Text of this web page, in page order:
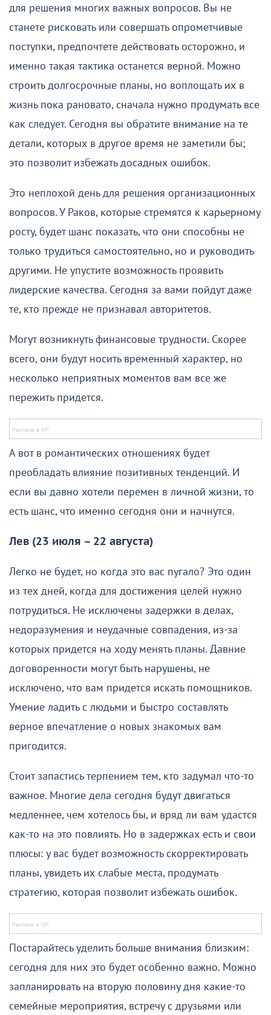
для решения многих важных вопросов. Вы не
станете рисковать или совершать опрометчивые
поступки, предпочтете действовать осторожно, и
именно такая тактика останется верной. Можно
строить долгосрочные планы, но воплощать их в
жизнь пока рановато, сначала нужно продумать все
как следует. Сегодня вы обратите внимание на те
детали, которых в другое время не заметили бы;
это позволит избежать досадных ошибок.
Это неплохой день для решения организационных
вопросов. У Раков, которые стремятся к карьерному
росту, будет шанс показать, что они способны не
только трудиться самостоятельно, но и руководить
другими. Не упустите возможность проявить
лидерские качества. Сегодня за вами пойдут даже
те, кто прежде не признавал авторитетов.
Могут возникнуть финансовые трудности. Скорее
всего, они будут носить временный характер, но
несколько неприятных моментов вам все же
пережить придется.
А вот в романтических отношениях будет
преобладать влияние позитивных тенденций. И
если вы давно хотели перемен в личной жизни, то
есть шанс, что именно сегодня они и начнутся.
Лев (23 июля – 22 августа)
Легко не будет, но когда это вас пугало? Это один
из тех дней, когда для достижения целей нужно
потрудиться. Не исключены задержки в делах,
недоразумения и неудачные совпадения, из-за
которых придется на ходу менять планы. Давние
договоренности могут быть нарушены, не
исключено, что вам придется искать помощников.
Умение ладить с людьми и быстро составлять
верное впечатление о новых знакомых вам
пригодится.
Стоит запастись терпением тем, кто задумал что-то
важное. Многие дела сегодня будут двигаться
медленнее, чем хотелось бы, и вряд ли вам удастся
как-то на это повлиять. Но в задержках есть и свои
плюсы: у вас будет возможность скорректировать
планы, увидеть их слабые места, продумать
стратегию, которая позволит избежать ошибок.
Постарайтесь уделить больше внимания близким:
сегодня для них это будет особенно важно. Можно
запланировать на вторую половину дня какие-то
семейные мероприятия, встречу с друзьями или